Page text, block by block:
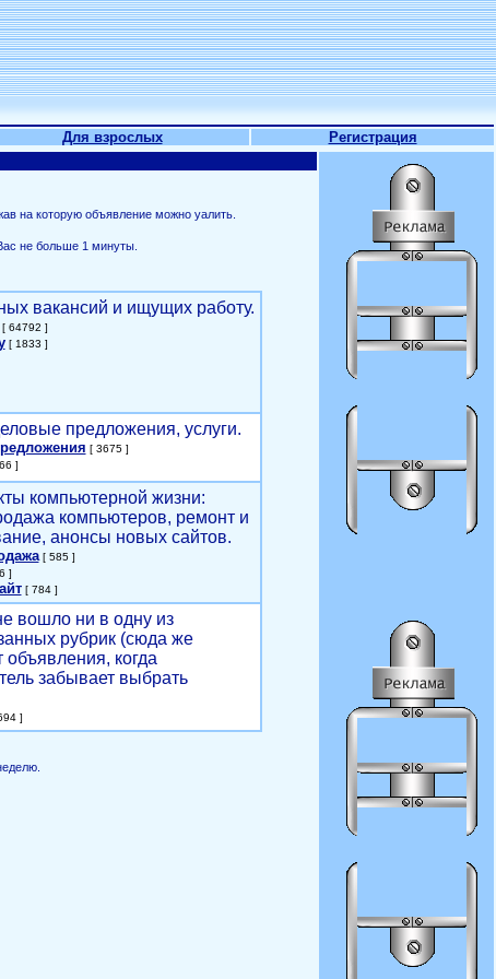
Для взрослых Регистрация
на которую объявление можно уалить.
не больше 1 минуты.
вакансий и ищущих работу.
[ 64792 ]
[ 1833 ]
предложения, услуги.
[ 3675 ]
]
компьютерной жизни:
компьютеров, ремонт и
анонсы новых сайтов.
[ 585 ]
]
[ 784 ]
вошло ни в одну из
рубрик (сюда же
объявления, когда
забывает выбрать
]